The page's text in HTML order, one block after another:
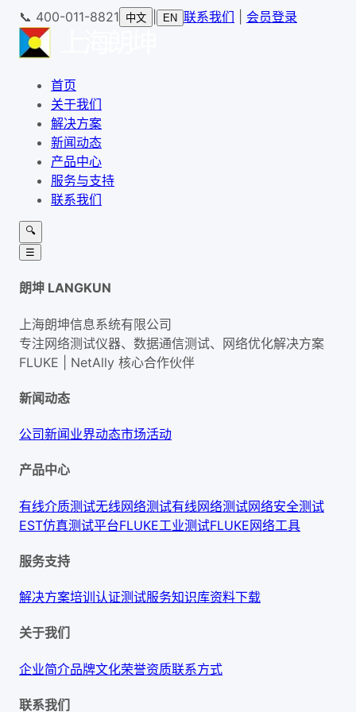
📞 400-011-8821 中文 EN 联系我们 会员登录
首页
关于我们
解决方案
新闻动态
产品中心
服务与支持
联系我们
🔍
☰
朗坤 LANGKUN
上海朗坤信息系统有限公司
专注网络测试仪器、数据通信测试、网络优化解决方案
FLUKE | NetAlly 核心合作伙伴
新闻动态
公司新闻业界动态市场活动
产品中心
有线介质测试无线网络测试有线网络测试网络安全测试
EST仿真测试平台FLUKE工业测试FLUKE网络工具
服务支持
解决方案培训认证测试服务知识库资料下载
关于我们
企业简介品牌文化荣誉资质联系方式
联系我们